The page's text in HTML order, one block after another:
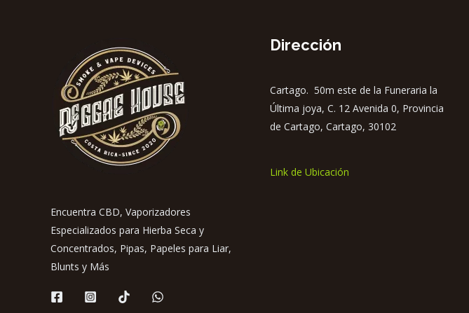
Encuentra CBD, Vaporizadores
Especializados para Hierba Seca y
Concentrados, Pipas, Papeles para Liar,
Blunts y Más
Dirección
Cartago. 50m este de la Funeraria la
Última joya, C. 12 Avenida 0, Provincia
de Cartago, Cartago, 30102
Link de Ubicación